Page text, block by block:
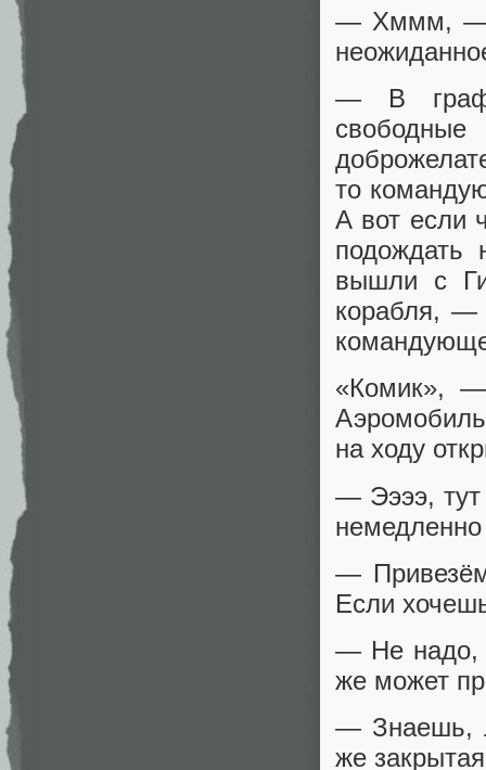
— Хммм, —
— В
то
А вот если
подождать
вышли с
корабля, —
«Комик», —
на ходу
— Ээээ,
немедленно
—
Если
— Не надо,
же может
— Знаешь,
же